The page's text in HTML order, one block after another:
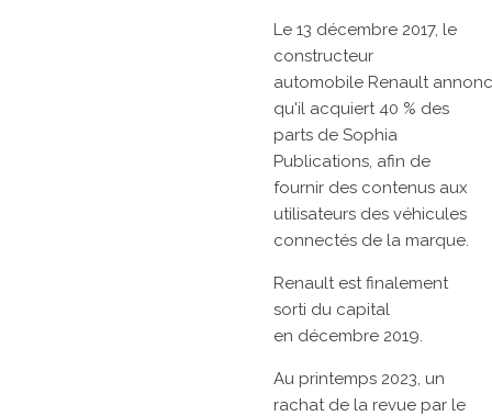
Le 13 décembre 2017, le
constructeur
automobile Renault
qu'il acquiert 40 % des
parts de Sophia
Publications, afin de
fournir des contenus aux
utilisateurs des véhicules
connectés de la marque.
Renault est finalement
sorti du capital
en décembre 2019.
Au printemps 2023, un
rachat de la revue par le